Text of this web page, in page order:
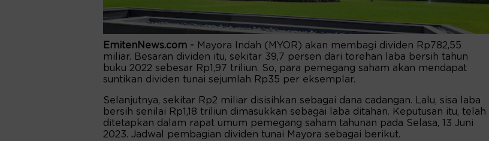
EmitenNews.com - Mayora Indah (MYOR) akan membagi dividen Rp782,55
miliar. Besaran dividen itu, sekitar 39,7 persen dari torehan laba bersih tahun
buku 2022 sebesar Rp1,97 triliun. So, para pemegang saham akan mendapat
suntikan dividen tunai sejumlah Rp35 per eksemplar.
Selanjutnya, sekitar Rp2 miliar disisihkan sebagai dana cadangan. Lalu, sisa laba
bersih senilai Rp1,18 triliun dimasukkan sebagai laba ditahan. Keputusan itu, telah
ditetapkan dalam rapat umum pemegang saham tahunan pada Selasa, 13 Juni
2023. Jadwal pembagian dividen tunai Mayora sebagai berikut.